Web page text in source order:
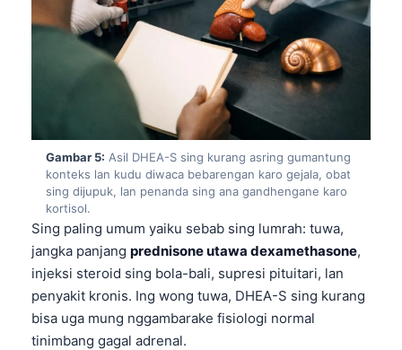
Gambar 5: Asil DHEA-S sing kurang asring gumantung
konteks lan kudu diwaca bebarengan karo gejala, obat
sing dijupuk, lan penanda sing ana gandhengane karo
kortisol.
Sing paling umum yaiku sebab sing lumrah: tuwa,
jangka panjang prednisone utawa dexamethasone,
injeksi steroid sing bola-bali, supresi pituitari, lan
penyakit kronis. Ing wong tuwa, DHEA-S sing kurang
bisa uga mung nggambarake fisiologi normal
tinimbang gagal adrenal.
Монгол
ພາສາລາວ
Cebuano
ئۇيغۇرچە
Кыргызча
Татар теле
Беларуская мова
Ślōnskŏ gŏdka
Norsk bokmål